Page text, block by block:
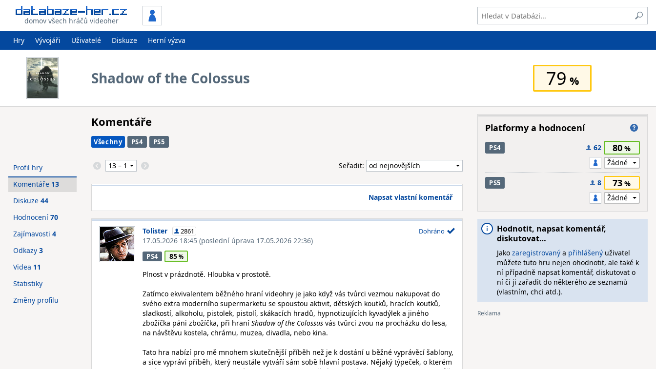
domov všech hráčů videoher
Hry Vývojáři Uživatelé Diskuze Herní výzva
Shadow of the Colossus 79
Komentáře
Všechny PS4 PS5
Seřadit:
Napsat vlastní komentář
Tolister 2861
17.05.2026 18:45 (poslední úprava 17.05.2026 22:36)
Dohráno
PS4
85
Plnost v prázdnotě. Hloubka v prostotě.
Zatímco ekvivalentem běžného hraní videohry je jako když vás tvůrci vezmou nakupovat do
svého extra moderního supermarketu se spoustou aktivit, dětských koutků, hracích koutků,
sladkostí, alkoholu, pistolek, pistolí, skákacích hradů, hypnotizujících kyvadýlek a jiného
zbožíčka páni zbožíčka, při hraní Shadow of the Colossus vás tvůrci zvou na procházku do lesa,
na návštěvu kostela, chrámu, muzea, divadla, nebo kina.
Tato hra nabízí pro mě mnohem skutečnější příběh než je k dostání u běžné vyprávěcí šablony,
a sice vypráví příběh, který neustále vytváří sám sobě hlavní postava. Nějaký týpeček, o kterém
Profil hry
Komentáře 13
Diskuze 44
Hodnocení 70
Zajímavosti 4
Odkazy 3
Videa 11
Statistiky
Změny profilu
Platformy a hodnocení
PS4 62 80
PS5 8 73
Hodnotit, napsat komentář,
diskutovat…
Jako zaregistrovanýa přihlášenýuživatel
můžete tuto hru nejen ohodnotit, ale také k
ní případně napsat komentář, diskutovat o
ní či ji zařadit do některého ze seznamů
(vlastním, chci atd.).